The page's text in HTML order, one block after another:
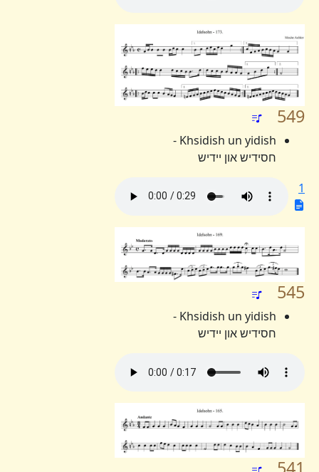
549
Khsidish un yidish -
חסידיש און יידיש
545
Khsidish un yidish -
חסידיש און יידיש